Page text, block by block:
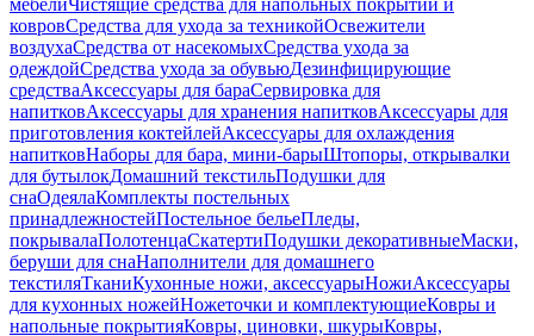
мебелиЧистящие средства для напольных покрытий и
ковровСредства для ухода за техникойОсвежители
воздухаСредства от насекомыхСредства ухода за
одеждойСредства ухода за обувьюДезинфицирующие
средстваАксессуары для бараСервировка для
напитковАксессуары для хранения напитковАксессуары для
приготовления коктейлейАксессуары для охлаждения
напитковНаборы для бара, мини-барыШтопоры, открывалки
для бутылокДомашний текстильПодушки для
снаОдеялаКомплекты постельных
принадлежностейПостельное бельеПледы,
покрывалаПолотенцаСкатертиПодушки декоративныеМаски,
беруши для снаНаполнители для домашнего
текстиляТканиКухонные ножи, аксессуарыНожиАксессуары
для кухонных ножейНожеточки и комплектующиеКовры и
напольные покрытияКовры, циновки, шкурыКовры,